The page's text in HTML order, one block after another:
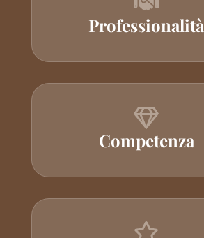
Professionalità
Competenza